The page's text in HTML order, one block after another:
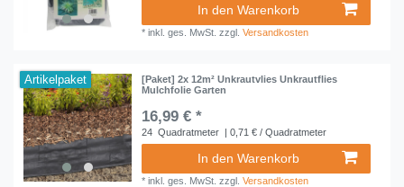
In den Warenkorb
*inkl. ges. MwSt. zzgl.Versandkosten
Artikelpaket
[Paket] 2x 12m² Unkrautvlies Unkrautflies
Mulchfolie Garten
16,99 € *
24 Quadratmeter | 0,71 € / Quadratmeter
In den Warenkorb
*inkl. ges. MwSt. zzgl.Versandkosten